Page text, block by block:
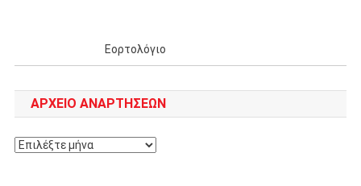
Εορτολόγιο
ΑΡΧΕΊΟ ΑΝΑΡΤΉΣΕΩΝ
Αρχείο